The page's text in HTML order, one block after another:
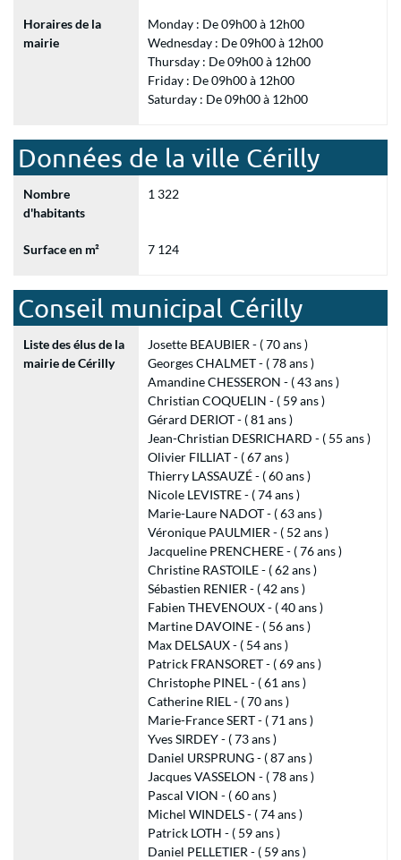
Horaires de la
mairie
Monday : De 09h00 à 12h00
Wednesday : De 09h00 à 12h00
Thursday : De 09h00 à 12h00
Friday : De 09h00 à 12h00
Saturday : De 09h00 à 12h00
Données de la ville Cérilly
Nombre
d'habitants
1 322
Surface en m² 7 124
Conseil municipal Cérilly
Liste des élus de la
mairie de Cérilly
Josette BEAUBIER - ( 70 ans )
Georges CHALMET - ( 78 ans )
Amandine CHESSERON - ( 43 ans )
Christian COQUELIN - ( 59 ans )
Gérard DERIOT - ( 81 ans )
Jean-Christian DESRICHARD - ( 55 ans )
Olivier FILLIAT - ( 67 ans )
Thierry LASSAUZÉ - ( 60 ans )
Nicole LEVISTRE - ( 74 ans )
Marie-Laure NADOT - ( 63 ans )
Véronique PAULMIER - ( 52 ans )
Jacqueline PRENCHERE - ( 76 ans )
Christine RASTOILE - ( 62 ans )
Sébastien RENIER - ( 42 ans )
Fabien THEVENOUX - ( 40 ans )
Martine DAVOINE - ( 56 ans )
Max DELSAUX - ( 54 ans )
Patrick FRANSORET - ( 69 ans )
Christophe PINEL - ( 61 ans )
Catherine RIEL - ( 70 ans )
Marie-France SERT - ( 71 ans )
Yves SIRDEY - ( 73 ans )
Daniel URSPRUNG - ( 87 ans )
Jacques VASSELON - ( 78 ans )
Pascal VION - ( 60 ans )
Michel WINDELS - ( 74 ans )
Patrick LOTH - ( 59 ans )
Daniel PELLETIER - ( 59 ans )